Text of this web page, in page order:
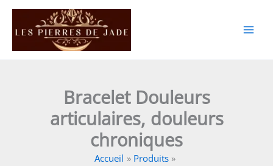
Aller
contenu
Bracelet Douleurs
articulaires, douleurs
chroniques
Accueil
Produits